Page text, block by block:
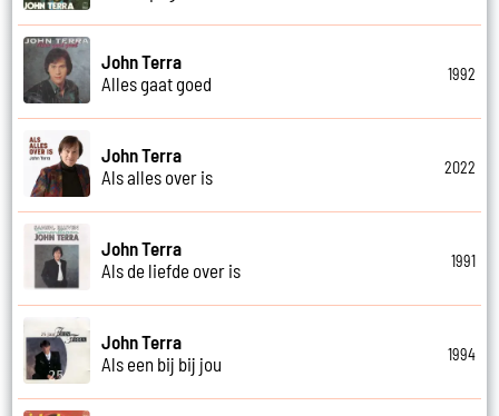
John Terra
Alles gaat goed
1992
John Terra
Als alles over is
2022
John Terra
Als de liefde over is
1991
John Terra
Als een bij bij jou
1994